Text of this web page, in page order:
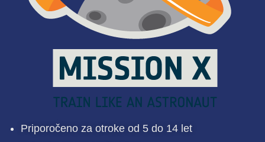
Priporočeno za otroke od 5 do 14 let